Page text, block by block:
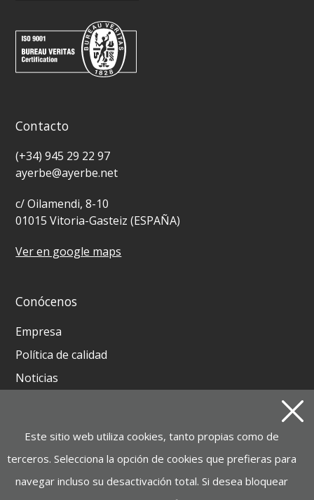
Contacto
(+34) 945 29 22 97
ayerbe@ayerbe.net
c/ Oilamendi, 8-10
01015 Vitoria-Gasteiz (ESPAÑA)
Ver en google maps
Conócenos
Empresa
Política de calidad
Noticias
Productos
Este sitio web utiliza cookies, tanto propias como de
terceros. Selecciona la opción de cookies que prefieras para
navegar incluso su desactivación total. Si desea bloquear